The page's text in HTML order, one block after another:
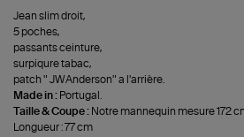
Jean slim droit,
5 poches,
passants ceinture,
surpiqure tabac,
patch " JWAnderson" a l'arrière.
Made in : Portugal.
Taille & Coupe : Notre mannequin mesure 172
Longueur : 77 cm